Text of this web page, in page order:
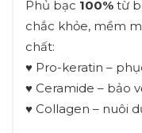
Phủ bạc 100% từ
chắc khỏe, mềm
chất:
♥ Pro-keratin –
♥ Ceramide – bảo
♥ Collagen – nuôi